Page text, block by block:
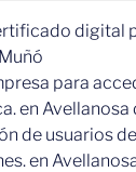
digital
para
en Avellanosa
de usuarios
en